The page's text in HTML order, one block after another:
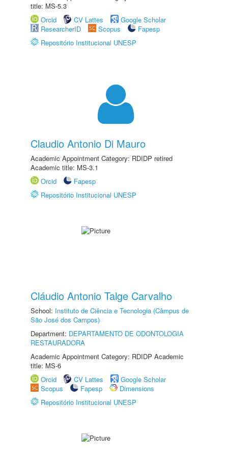
title: MS-5.3
Orcid
CV Lattes
Google Scholar
ResearcherID
Scopus
Fapesp
Repositório Institucional UNESP
Claudio Antonio Di Mauro
Academic Appointment Category: RDIDP retired
Academic title: MS-3.1
Orcid
Fapesp
Repositório Institucional UNESP
Cláudio Antonio Talge Carvalho
School: Instituto de Ciência e Tecnologia (Câmpus de
São José dos Campos)
Department: DEPARTAMENTO DE ODONTOLOGIA
RESTAURADORA
Academic Appointment Category: RDIDP Academic
title: MS-6
Orcid
CV Lattes
Google Scholar
Scopus
Fapesp
Dimensions
Repositório Institucional UNESP